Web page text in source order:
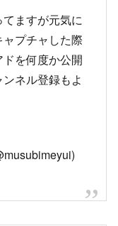
を何度か公開
ネル登録もよ